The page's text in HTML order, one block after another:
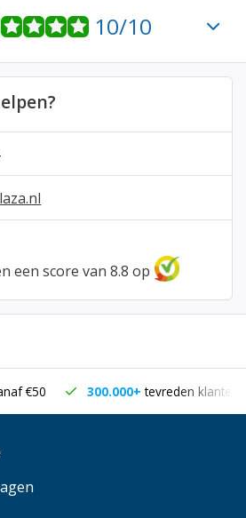
10/10
een score van 8.8 op
€50 300.000+tevreden klanten